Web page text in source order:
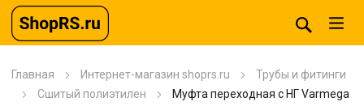
Главная Интернет-магазин shoprs.ru
Трубы и фитинги
Сшитый полиэтилен
Муфта переходная с НГ Varmega